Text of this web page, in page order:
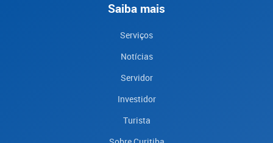
Saiba mais
Serviços
Notícias
Servidor
Investidor
Turista